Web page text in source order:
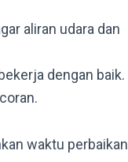
aliran udara dan
dengan baik.
waktu perbaikan